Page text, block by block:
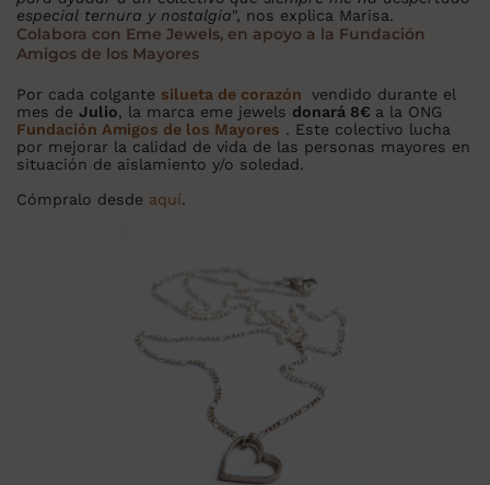
especial ternura y nostalgia", nos explica Marisa.
Colabora con Eme Jewels, en apoyo a la Fundación
Amigos de los Mayores
Por cada colgante silueta de corazón
vendido durante el
mes de Julio, la marca eme jewels donará 8€ a la ONG
Fundación Amigos de los Mayores . Este colectivo lucha
por mejorar la calidad de vida de las personas mayores en
situación de aislamiento y/o soledad.
Cómpralo desde aquí.